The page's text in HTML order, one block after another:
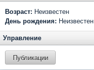
Возраст: Неизвестен
День рождения: Неизвестен
Управление
Публикации